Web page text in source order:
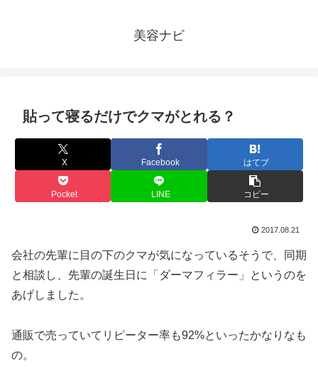
美容ナビ
貼って寝るだけでクマがとれる？
X Facebook はてブ
Pocket LINE コピー
2017.08.21
会社の先輩に目の下のクマが気になっているそうで、同期
と相談し、先輩の誕生日に「ダーマフィラー」というのを
あげしました。
通販で売っていてリピーター率も92%といったかなりなも
の。